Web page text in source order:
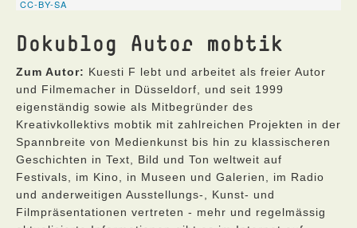
Dokublog Autor mobtik
Zum Autor: Kuesti F lebt und arbeitet als freier Autor
und Filmemacher in Düsseldorf, und seit 1999
eigenständig sowie als Mitbegründer des
Kreativkollektivs mobtik mit zahlreichen Projekten in der
Spannbreite von Medienkunst bis hin zu klassischeren
Geschichten in Text, Bild und Ton weltweit auf
Festivals, im Kino, in Museen und Galerien, im Radio
und anderweitigen Ausstellungs-, Kunst- und
Filmpräsentationen vertreten - mehr und regelmässig